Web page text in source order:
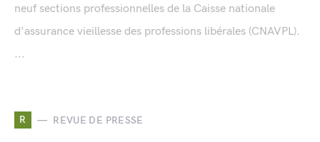
neuf sections professionnelles de la Caisse nationale
d'assurance vieillesse des professions libérales (CNAVPL).
...
R REVUE DE PRESSE